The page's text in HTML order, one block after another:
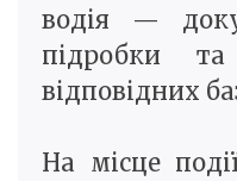
водія —
підробки
відповідних
На місце